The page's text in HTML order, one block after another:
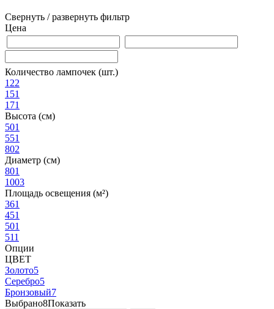
Свернуть / развернуть фильтр
Цена
Количество лампочек (шт.)
122
151
171
Высота (см)
501
551
802
Диаметр (см)
801
1003
Площадь освещения (м²)
361
451
501
511
Опции
ЦВЕТ
Золото5
Серебро5
Бронзовый7
Выбрано8Показать